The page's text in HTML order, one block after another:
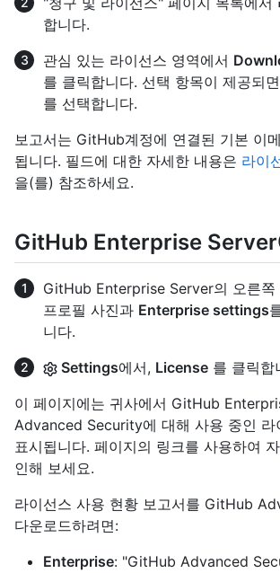
합니다.
관심 있는 라이선스 영역에서
를 클릭합니다. 선택 항목이 제공되
를 선택합니다.
보고서는 GitHub계정에 연결된 기본 이
됩니다. 필드에 대한 자세한 내용은 라이
을(를) 참조하세요.
GitHub Enterprise Server
GitHub Enterprise Server의 오른쪽
프로필 사진과 Enterprise settings
니다.
Settings에서, License 를 클릭합
이 페이지에는 귀사에서 GitHub
Advanced Security에 대해 사용 중인 라
표시됩니다. 페이지의 링크를 사용하여
인해 보세요.
라이선스 사용 현황 보고서를 GitHub
다운로드하려면:
Enterprise: "GitHub Advanced